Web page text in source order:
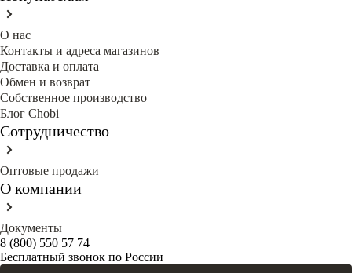
О нас
Контакты и адреса магазинов
Доставка и оплата
Обмен и возврат
Собственное производство
Блог Сhobi
Сотрудничество
Оптовые продажи
О компании
Документы
8 (800) 550 57 74
Бесплатный звонок по России